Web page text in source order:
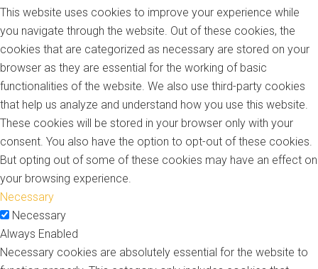
This website uses cookies to improve your experience while
you navigate through the website. Out of these cookies, the
cookies that are categorized as necessary are stored on your
browser as they are essential for the working of basic
functionalities of the website. We also use third-party cookies
that help us analyze and understand how you use this website.
These cookies will be stored in your browser only with your
consent. You also have the option to opt-out of these cookies.
But opting out of some of these cookies may have an effect on
your browsing experience.
Necessary
Necessary
Always Enabled
Necessary cookies are absolutely essential for the website to